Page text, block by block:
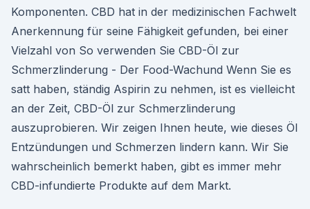
Komponenten. CBD hat in der medizinischen Fachwelt
Anerkennung für seine Fähigkeit gefunden, bei einer
Vielzahl von So verwenden Sie CBD-Öl zur
Schmerzlinderung - Der Food-Wachund Wenn Sie es
satt haben, ständig Aspirin zu nehmen, ist es vielleicht
an der Zeit, CBD-Öl zur Schmerzlinderung
auszuprobieren. Wir zeigen Ihnen heute, wie dieses Öl
Entzündungen und Schmerzen lindern kann. Wir Sie
wahrscheinlich bemerkt haben, gibt es immer mehr
CBD-infundierte Produkte auf dem Markt.